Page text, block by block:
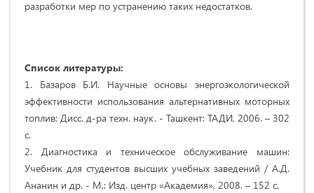
разработки мер по устранению таких недостатков.
Список литературы:
1. Базаров Б.И. Научные основы энергоэкологической
эффективности использования альтернативных моторных
топлив: Дисс. д-ра техн. наук. - Ташкент: ТАДИ, 2006. – 302
с.
2. Диагностика и техническое обслуживание машин:
Учебник для студентов высших учебных заведений / А.Д.
Ананин и др. - М,: Изд. центр «Академия», 2008. – 152 с.